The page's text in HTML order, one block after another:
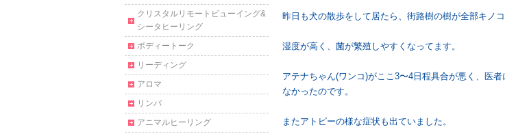
昨日も犬の散歩をして居たら、街路樹の樹が全部キノ
湿度が高く、菌が繁殖しやすくなってます。
アテナちゃん(ワンコ)がここ3〜4日程具合が悪く、医
なかったのです。
またアトピーの様な症状も出ていました。
クリスタルリモートビューイング&
シータヒーリング
ボディートーク
リーディング
アロマ
リンパ
アニマルヒーリング